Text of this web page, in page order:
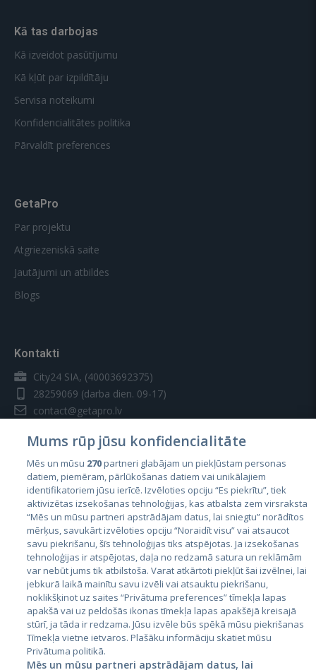
Kā tas darbojas
Kā izveidot pasūtījumu
Kā kļūt par izpildītāju
Servisa noteikumi
Konfidencialitātes politika
Pārvaldīt preferences
GetaPro
Par projektu
Atgriezeniskā saite
Jautājumi un atbildes
Blogs
Kontakti
City24 SIA, (40003692375)
28259069 (darba dien. 09-17)
contact@getapro.lv
Valstis
Igaunija
Latvija
Lietuva
Mums rūp jūsu konfidencialitāte
Mēs un mūsu 270partneri glabājam un piekļūstam personas
datiem, piemēram, pārlūkošanas datiem vai unikālajiem
identifikatoriem jūsu ierīcē. Izvēloties opciju “Es piekrītu”, tiek
aktivizētas izsekošanas tehnoloģijas, kas atbalsta zem virsraksta
“Mēs un mūsu partneri apstrādājam datus, lai sniegtu” norādītos
mērķus, savukārt izvēloties opciju “Noraidīt visu” vai atsaucot
savu piekrišanu, šīs tehnoloģijas tiks atspējotas. Ja izsekošanas
tehnoloģijas ir atspējotas, daļa no redzamā satura un reklāmām
var nebūt jums tik atbilstoša. Varat atkārtoti piekļūt šai izvēlnei, lai
jebkurā laikā mainītu savu izvēli vai atsauktu piekrišanu,
noklikšķinot uz saites “Privātuma preferences” tīmekļa lapas
apakšā vai uz peldošās ikonas tīmekļa lapas apakšējā kreisajā
stūrī, ja tāda ir redzama. Jūsu izvēle būs spēkā mūsu piekrišanas
Tīmekļa vietne ietvaros. Plašāku informāciju skatiet mūsu
Privātuma politikā.
Mēs un mūsu partneri apstrādājam datus, lai